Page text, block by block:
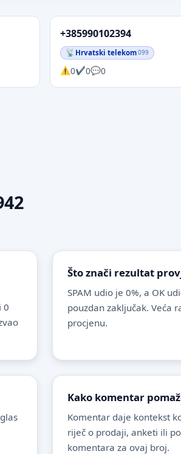
+385990102394
Hrvatski telekom099
0 0 0
0
Što znači rezultat
SPAM udio je 0%, a OK
pouzdan zaključak. Veća
procjenu.
Kako komentar
Komentar daje kontekst
riječ o prodaji, anketi ili
komentara za ovaj broj.